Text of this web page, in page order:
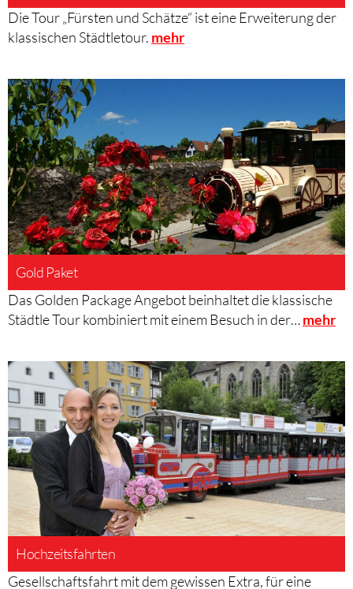
Die Tour „Fürsten und Schätze“ ist eine Erweiterung der
klassischen Städtletour. mehr
Gold Paket
Das Golden Package Angebot beinhaltet die klassische
Städtle Tour kombiniert mit einem Besuch in der…mehr
Hochzeitsfahrten
Gesellschaftsfahrt mit dem gewissen Extra, für eine